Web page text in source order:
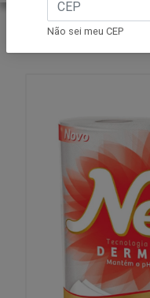
INÍCIO
SUZANO - NEVE
Não sei meu CEP